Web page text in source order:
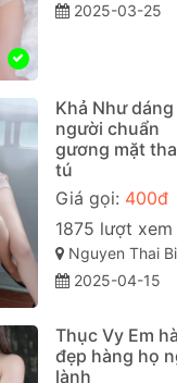
2025-03-25
Khả Như dáng
người chuẩn
gương mặt
tú
Giá gọi: 400đ
1875 lượt xem
Nguyen Thai Binh, Phường 12, Tân Bình, Thành phố
2025-04-15
Thục Vy Em
đẹp hàng họ
lành